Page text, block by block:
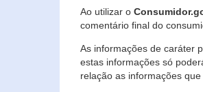
Ao utilizar o
comentário final do
As informações de caráter
estas informações só
relação as informações